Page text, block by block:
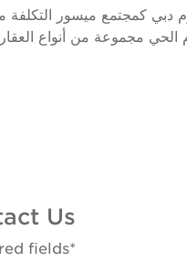
دبي كمجتمع ميسور
العقارات للمقيمين مع أكثر من 12500 وحدة سكنية عبر 95 مشروعًا
Us
*Required fields